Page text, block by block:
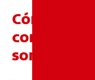
Cómo usar
sonrisa sana